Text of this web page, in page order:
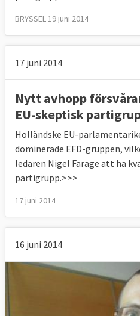
BRYSSEL 19 juni 2014
17 juni 2014
Nytt avhopp
EU-skeptisk
Holländske EU-
dominerade EFD-gruppen,
ledaren Nigel Farage att ha
partigrupp.>>>
17 juni 2014
16 juni 2014